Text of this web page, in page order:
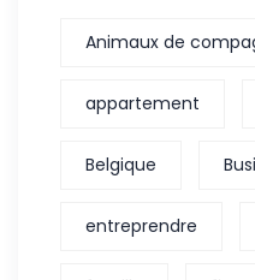
Animaux de
appartement
Belgique
entreprendre